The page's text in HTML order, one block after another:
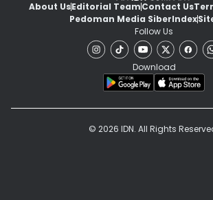
About UsEditorial TeamContact Us
Pedoman Media SiberIndex
Follow Us
Download
© 2026 IDN. All Rights